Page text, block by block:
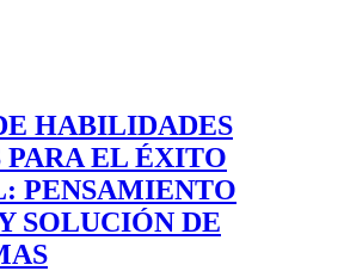
HABILIDADES
PARA EL ÉXITO
PENSAMIENTO
SOLUCIÓN DE